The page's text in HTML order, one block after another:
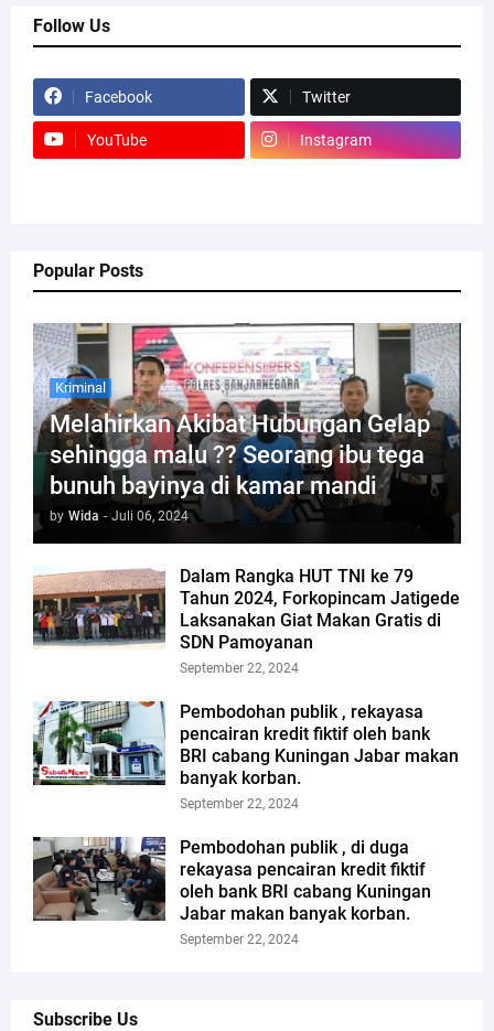
Follow Us
Facebook Twitter
YouTube Instagram
Popular Posts
Kriminal
Melahirkan Akibat Hubungan Gelap
sehingga malu ?? Seorang ibu tega
bunuh bayinya di kamar mandi
by Wida - Juli 06, 2024
Dalam Rangka HUT TNI ke 79
Tahun 2024, Forkopincam Jatigede
Laksanakan Giat Makan Gratis di
SDN Pamoyanan
September 22, 2024
Pembodohan publik , rekayasa
pencairan kredit fiktif oleh bank
BRI cabang Kuningan Jabar makan
banyak korban.
September 22, 2024
Pembodohan publik , di duga
rekayasa pencairan kredit fiktif
oleh bank BRI cabang Kuningan
Jabar makan banyak korban.
September 22, 2024
Subscribe Us